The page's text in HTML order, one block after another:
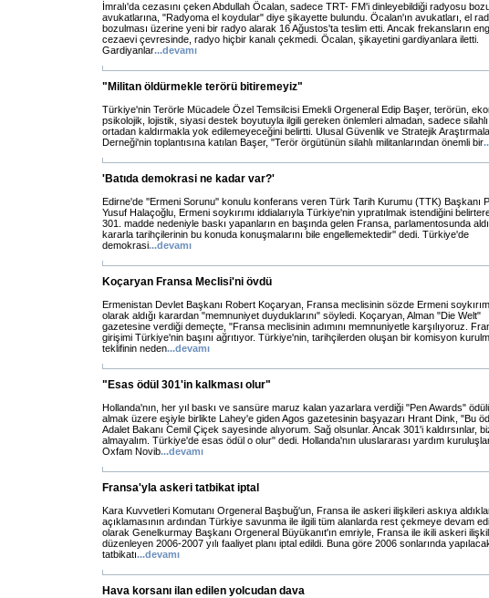
İmralı'da cezasını çeken Abdullah Öcalan, sadece TRT- FM'i dinleyebildiği radyosu
avukatlarına, "Radyoma el koydular" diye şikayette bulundu. Öcalan'ın avukatları, el
bozulması üzerine yeni bir radyo alarak 16 Ağustos'ta teslim etti. Ancak frekansların
cezaevi çevresinde, radyo hiçbir kanalı çekmedi. Öcalan, şikayetini gardiyanlara iletti.
Gardiyanlar...devamı
"Militan öldürmekle terörü bitiremeyiz"
Türkiye'nin Terörle Mücadele Özel Temsilcisi Emekli Orgeneral Edip Başer, terörün,
psikolojik, lojistik, siyasi destek boyutuyla ilgili gereken önlemleri almadan, sadece silahlı
ortadan kaldırmakla yok edilemeyeceğini belirtti. Ulusal Güvenlik ve Stratejik
Derneği'nin toplantısına katılan Başer, "Terör örgütünün silahlı militanlarından önemli bir
'Batıda demokrasi ne kadar var?'
Edirne'de ''Ermeni Sorunu'' konulu konferans veren Türk Tarih Kurumu (TTK) Başkanı
Yusuf Halaçoğlu, Ermeni soykırımı iddialarıyla Türkiye'nin yıpratılmak istendiğini
301. madde nedeniyle baskı yapanların en başında gelen Fransa, parlamentosunda
kararla tarihçilerinin bu konuda konuşmalarını bile engellemektedir'' dedi. Türkiye'de
demokrasi...devamı
Koçaryan Fransa Meclisi'ni övdü
Ermenistan Devlet Başkanı Robert Koçaryan, Fransa meclisinin sözde Ermeni
olarak aldığı karardan "memnuniyet duyduklarını" söyledi. Koçaryan, Alman "Die Welt"
gazetesine verdiği demeçte, "Fransa meclisinin adımını memnuniyetle karşılıyoruz.
girişimi Türkiye'nin başını ağrıtıyor. Türkiye'nin, tarihçilerden oluşan bir komisyon
teklifinin neden...devamı
"Esas ödül 301'in kalkması olur"
Hollanda'nın, her yıl baskı ve sansüre maruz kalan yazarlara verdiği "Pen Awards"
almak üzere eşiyle birlikte Lahey'e giden Agos gazetesinin başyazarı Hrant Dink, "Bu
Adalet Bakanı Cemil Çiçek sayesinde alıyorum. Sağ olsunlar. Ancak 301'i kaldırsınlar,
almayalım. Türkiye'de esas ödül o olur" dedi. Hollanda'nın uluslararası yardım
Oxfam Novib...devamı
Fransa'yla askeri tatbikat iptal
Kara Kuvvetleri Komutanı Orgeneral Başbuğ'un, Fransa ile askeri ilişkileri askıya
açıklamasının ardından Türkiye savunma ile ilgili tüm alanlarda rest çekmeye devam
olarak Genelkurmay Başkanı Orgeneral Büyükanıt'ın emriyle, Fransa ile ikili askeri
düzenleyen 2006-2007 yılı faaliyet planı iptal edildi. Buna göre 2006 sonlarında
tatbikatı...devamı
Hava korsanı ilan edilen yolcudan dava